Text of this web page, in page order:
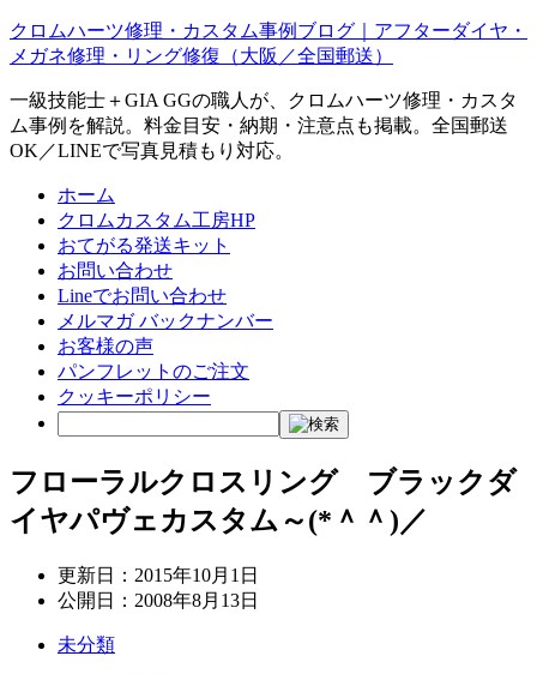
クロムハーツ修理・カスタム事例ブログ｜アフターダイヤ・
メガネ修理・リング修復（大阪／全国郵送）
一級技能士＋GIA GGの職人が、クロムハーツ修理・カスタ
ム事例を解説。料金目安・納期・注意点も掲載。全国郵送
OK／LINEで写真見積もり対応。
ホーム
クロムカスタム工房HP
おてがる発送キット
お問い合わせ
Lineでお問い合わせ
メルマガ バックナンバー
お客様の声
パンフレットのご注文
クッキーポリシー
フローラルクロスリング ブラックダ
イヤパヴェカスタム～(*＾＾)／
更新日： 2015年10月1日
公開日： 2008年8月13日
未分類